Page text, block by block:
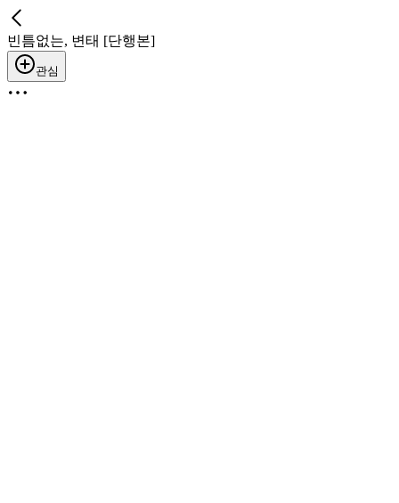
빈틈없는, 변태 [단행본]
관심